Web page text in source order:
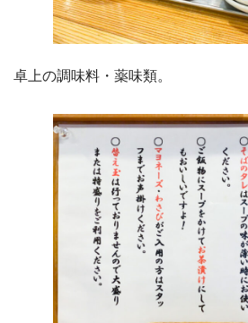
卓上の調味料・薬味類。